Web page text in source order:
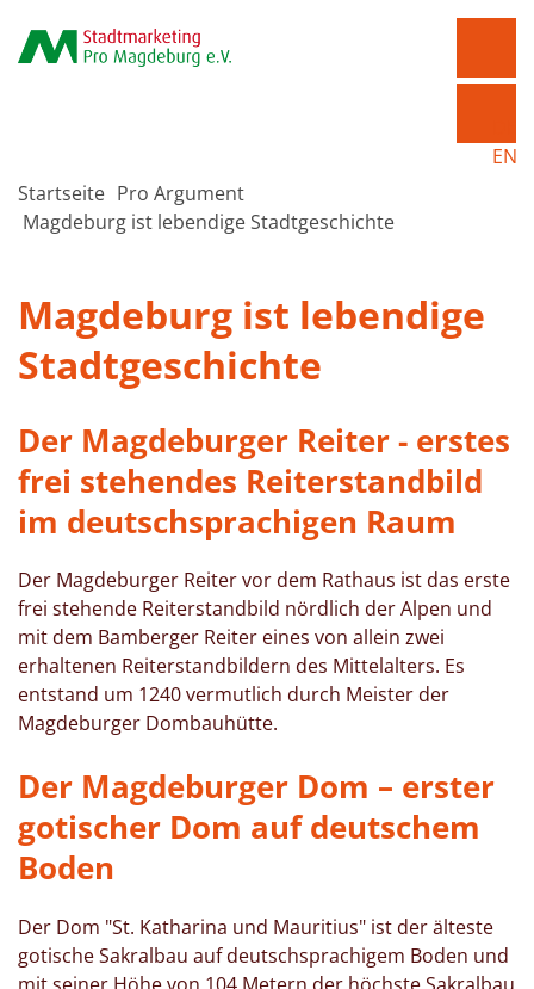
EN
Startseite Pro Argument
Magdeburg ist lebendige Stadtgeschichte
Magdeburg ist lebendige
Stadtgeschichte
Der Magdeburger Reiter - erstes
frei stehendes Reiterstandbild
im deutschsprachigen Raum
Der Magdeburger Reiter vor dem Rathaus ist das erste
frei stehende Reiterstandbild nördlich der Alpen und
mit dem Bamberger Reiter eines von allein zwei
erhaltenen Reiterstandbildern des Mittelalters. Es
entstand um 1240 vermutlich durch Meister der
Magdeburger Dombauhütte.
Der Magdeburger Dom – erster
gotischer Dom auf deutschem
Boden
Der Dom "St. Katharina und Mauritius" ist der älteste
gotische Sakralbau auf deutschsprachigem Boden und
mit seiner Höhe von 104 Metern der höchste Sakralbau